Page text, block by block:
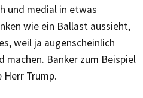
und medial in etwas
wie ein Ballast aussieht,
weil ja augenscheinlich
machen. Banker zum Beispiel
Trump.